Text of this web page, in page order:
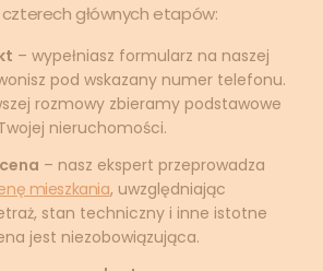
czterech głównych etapów:
– wypełniasz formularz na naszej
pod wskazany numer telefonu.
rozmowy zbieramy podstawowe
nieruchomości.
– nasz ekspert przeprowadza
mieszkania, uwzględniając
stan techniczny i inne istotne
jest niezobowiązująca.